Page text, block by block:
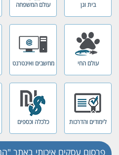
בית וגן עולם המשפחה
עולם החי מחשבים ואינטרנט
לימודים והדרכות כלכלה וכספים
פרסום עסקים איכותי באתר